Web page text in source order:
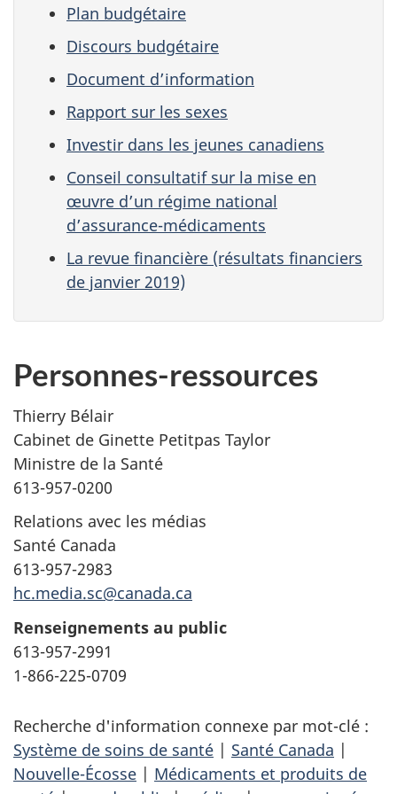
Plan budgétaire
Discours budgétaire
Document d’information
Rapport sur les sexes
Investir dans les jeunes canadiens
Conseil consultatif sur la mise en
œuvre d’un régime national
d’assurance-médicaments
La revue financière (résultats financiers
de janvier 2019)
Personnes-ressources
Thierry Bélair
Cabinet de Ginette Petitpas Taylor
Ministre de la Santé
613-957-0200
Relations avec les médias
Santé Canada
613-957-2983
hc.media.sc@canada.ca
Renseignements au public
613-957-2991
1-866-225-0709
Recherche d'information connexe par mot-clé :
Système de soins de santé | Santé Canada |
Nouvelle-Écosse | Médicaments et produits de